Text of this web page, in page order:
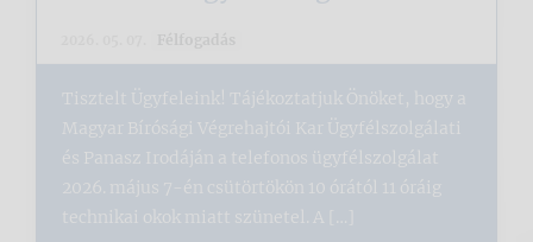
Tisztelt Ügyfeleink! Tájékoztatjuk Önöket, hogy a
Magyar Bírósági Végrehajtói Kar Ügyfélszolgálati
és Panasz Irodáján a telefonos ügyfélszolgálat
2026. május 7-én csütörtökön 10 órától 11 óráig
technikai okok miatt szünetel. A […]